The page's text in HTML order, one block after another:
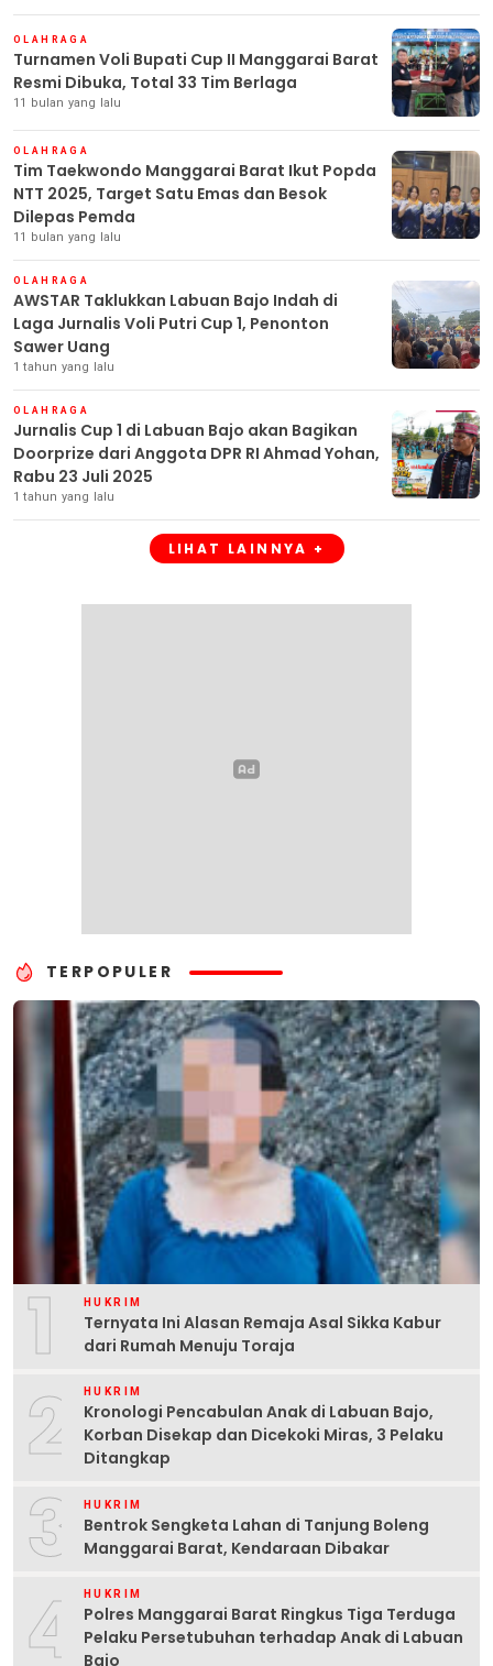
OLAHRAGA
Turnamen Voli Bupati Cup II Manggarai Barat
Resmi Dibuka, Total 33 Tim Berlaga
11 bulan yang lalu
OLAHRAGA
Tim Taekwondo Manggarai Barat Ikut Popda
NTT 2025, Target Satu Emas dan Besok
Dilepas Pemda
11 bulan yang lalu
OLAHRAGA
AWSTAR Taklukkan Labuan Bajo Indah di
Laga Jurnalis Voli Putri Cup 1, Penonton
Sawer Uang
1 tahun yang lalu
OLAHRAGA
Jurnalis Cup 1 di Labuan Bajo akan Bagikan
Doorprize dari Anggota DPR RI Ahmad Yohan,
Rabu 23 Juli 2025
1 tahun yang lalu
LIHAT LAINNYA +
TERPOPULER
1 HUKRIM
Ternyata Ini Alasan Remaja Asal Sikka Kabur
dari Rumah Menuju Toraja
2 HUKRIM
Kronologi Pencabulan Anak di Labuan Bajo,
Korban Disekap dan Dicekoki Miras, 3 Pelaku
Ditangkap
3 HUKRIM
Bentrok Sengketa Lahan di Tanjung Boleng
Manggarai Barat, Kendaraan Dibakar
4 HUKRIM
Polres Manggarai Barat Ringkus Tiga Terduga
Pelaku Persetubuhan terhadap Anak di Labuan
Bajo